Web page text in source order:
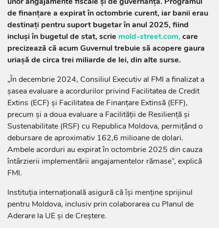
de finanțare a expirat în octombrie curent, iar banii erau
destinaţi pentru suport bugetar în anul 2025, fiind
incluşi în bugetul de stat, scrie mold-street.com,care
precizează că acum Guvernul trebuie să acopere gaura
uriaşă de circa trei miliarde de lei, din alte surse.
„În decembrie 2024, Consiliul Executiv al FMI a finalizat a
șasea evaluare a acordurilor privind Facilitatea de Credit
Extins (ECF) și Facilitatea de Finanțare Extinsă (EFF),
precum și a doua evaluare a Facilității de Resiliență și
Sustenabilitate (RSF) cu Republica Moldova, permițând o
debursare de aproximativ 162,6 milioane de dolari.
Ambele acorduri au expirat în octombrie 2025 din cauza
întârzierii implementării angajamentelor rămase”, explică
FMI.
Instituția internațională asigură că își menține sprijinul
pentru Moldova, inclusiv prin colaborarea cu Planul de
Aderare la UE și de Creștere.